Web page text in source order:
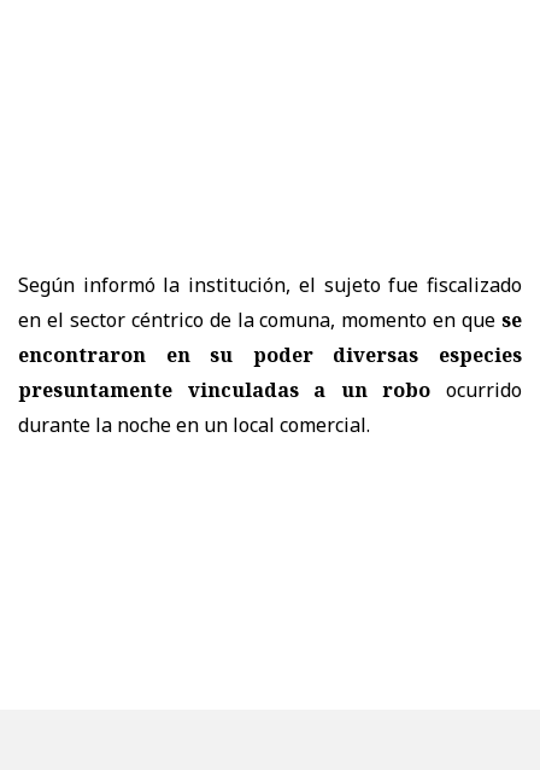
Según informó la institución, el sujeto fue fiscalizado
en el sector céntrico de la comuna, momento en que se
encontraron en su poder diversas especies
presuntamente vinculadas a un robo ocurrido
durante la noche en un local comercial.